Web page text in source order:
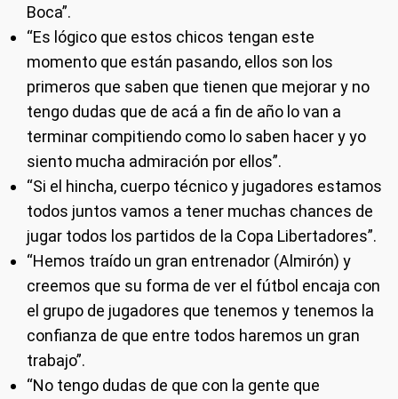
Boca”.
“Es lógico que estos chicos tengan este
momento que están pasando, ellos son los
primeros que saben que tienen que mejorar y no
tengo dudas que de acá a fin de año lo van a
terminar compitiendo como lo saben hacer y yo
siento mucha admiración por ellos”.
“Si el hincha, cuerpo técnico y jugadores estamos
todos juntos vamos a tener muchas chances de
jugar todos los partidos de la Copa Libertadores”.
“Hemos traído un gran entrenador (Almirón) y
creemos que su forma de ver el fútbol encaja con
el grupo de jugadores que tenemos y tenemos la
confianza de que entre todos haremos un gran
trabajo”.
“No tengo dudas de que con la gente que